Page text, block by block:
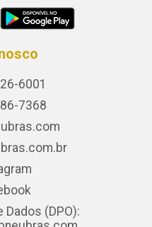
6001
7368
Dados (DPO):